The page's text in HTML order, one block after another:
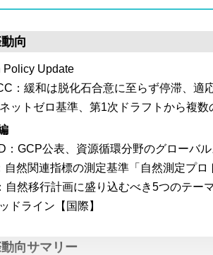
向
Policy Update
：緩和は脱化石合意に至らず停滞、適
ットゼロ基準、第1次ドラフトから複数
：GCP公表、資源循環分野のグローバ
自然関連指標の測定基準「自然測定プロ
自然移行計画に盛り込むべき5つのテー
ドライン【国際】
向サマリー